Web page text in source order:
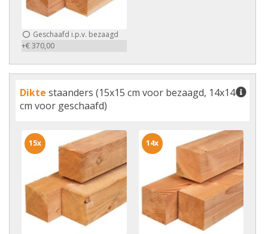
Geschaafd i.p.v. bezaagd
+€ 370,00
Dikte staanders (15x15 cm voor bezaagd, 14x14
cm voor geschaafd)
15x 14x